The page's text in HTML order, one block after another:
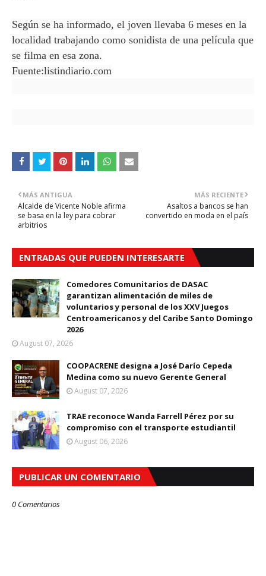
Según se ha informado, el joven llevaba 6 meses en la
localidad trabajando como sonidista de una película que
se filma en esa zona.
Fuente:listindiario.com
MÁS RECIENTE
Asaltos a bancos se han
convertido en moda en el país
MÁS ANTIGUA
Alcalde de Vicente Noble afirma
se basa en la ley para cobrar
arbitrios
ENTRADAS QUE PUEDEN INTERESARTE
Comedores Comunitarios de DASAC
garantizan alimentación de miles de
voluntarios y personal de los XXV Juegos
Centroamericanos y del Caribe Santo Domingo
2026
August 07, 2026
COOPACRENE designa a José Darío Cepeda
Medina como su nuevo Gerente General
August 07, 2026
TRAE reconoce Wanda Farrell Pérez por su
compromiso con el transporte estudiantil
August 06, 2026
PUBLICAR UN COMENTARIO
0 Comentarios